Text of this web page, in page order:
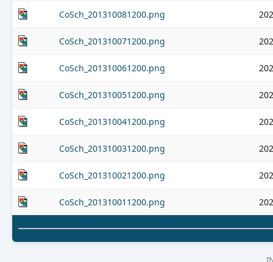
CoSch_201310081200.png
CoSch_201310071200.png
CoSch_201310061200.png
CoSch_201310051200.png
CoSch_201310041200.png
CoSch_201310031200.png
CoSch_201310021200.png
CoSch_201310011200.png